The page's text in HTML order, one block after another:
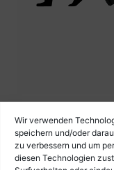
Wir verwenden
speichern und/oder
zu verbessern und um
diesen Technologien
CNB
€119,00